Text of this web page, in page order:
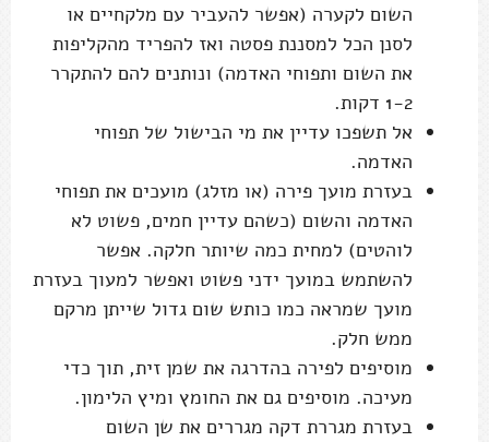
השום לקערה (אפשר להעביר עם מלקחיים או
לסנן הכל למסננת פסטה ואז להפריד מהקליפות
את השום ותפוחי האדמה) ונותנים להם להתקרר
1-2 דקות.
אל תשפכו עדיין את מי הבישול של תפוחי
האדמה.
בעזרת מועך פירה (או מזלג) מועכים את תפוחי
האדמה והשום (כשהם עדיין חמים, פשוט לא
לוהטים) למחית כמה שיותר חלקה. אפשר
להשתמש במועך ידני פשוט ואפשר למעוך בעזרת
מועך שמראה כמו כותש שום גדול שייתן מרקם
ממש חלק.
מוסיפים לפירה בהדרגה את שמן זית, תוך כדי
מעיכה. מוסיפים גם את החומץ ומיץ הלימון.
בעזרת מגררת דקה מגררים את שן השום